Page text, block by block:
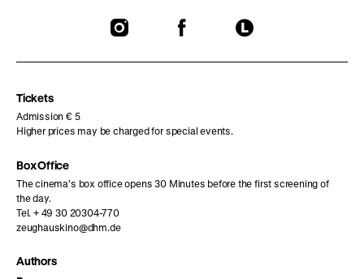
To
To
To
Tickets
Admission € 5
Higher prices may be charged for special events.
Box Office
The cinema’s box office opens 30 Minutes before the first screening of
the day.
Tel. + 49 30 20304-770
zeughauskino@dhm.de
Authors